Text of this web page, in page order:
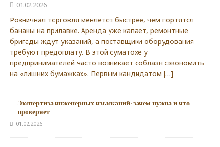
01.02.2026
Розничная торговля меняется быстрее, чем портятся
бананы на прилавке. Аренда уже капает, ремонтные
бригады ждут указаний, а поставщики оборудования
требуют предоплату. В этой суматохе у
предпринимателей часто возникает соблазн сэкономить
на «лишних бумажках». Первым кандидатом […]
Экспертиза инженерных изысканий: зачем нужна и что
проверяет
01.02.2026